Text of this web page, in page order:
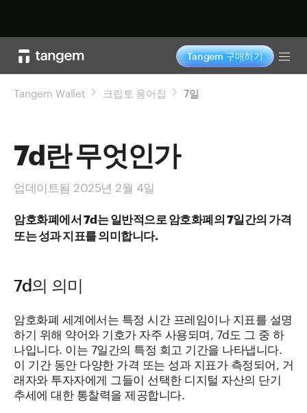
Tangem 구매하기
Tangem Wallet 크립토 용어집 7일
7d란 무엇인가
업데이트됨 2025년 2월 4일
암호화폐에서 7d는 일반적으로 암호화폐의 7일간의 가격
또는 성과 지표를 의미합니다.
7d의 의미
암호화폐 세계에서는 특정 시간 프레임이나 지표를 설명
하기 위해 약어와 기호가 자주 사용되며, 7d도 그 중 하
나입니다. 이는 7일간의 특정 회고 기간을 나타냅니다.
이 기간 동안 다양한 가격 또는 성과 지표가 측정되어, 거
래자와 투자자에게 그들이 선택한 디지털 자산의 단기
추세에 대한 통찰력을 제공합니다.